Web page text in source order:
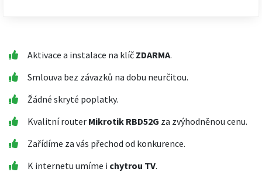
Aktivace a instalace na klíč ZDARMA.
Smlouva bez závazků na dobu neurčitou.
Žádné skryté poplatky.
Kvalitní router Mikrotik RBD52G za zvýhodněnou cenu.
Zařídíme za vás přechod od konkurence.
K internetu umíme i chytrou TV.